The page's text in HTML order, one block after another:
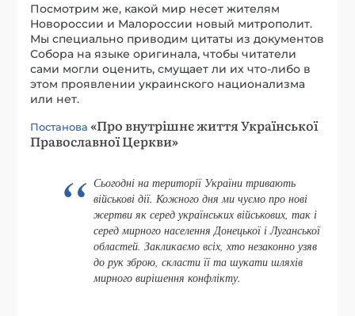
Посмотрим же, какой мир несет жителям
Новороссии и Малороссии новый митрополит.
Мы специально приводим цитаты из документов
Собора на языке оригинала, чтобы читатели
сами могли оценить, смущает ли их что-либо в
этом проявлении украинского национализма
или нет.
Постанова «Про внутрішнє життя Української
Православної Церкви»
Сьогодні на території України тривають
військові дії. Кожного дня ми чуємо про нові
жертви як серед українських військових, так і
серед мирного населення Донецької і Луганської
областей. Закликаємо всіх, хто незаконно узяв
до рук зброю, скласти її та шукати шляхів
мирного вирішення конфлікту.